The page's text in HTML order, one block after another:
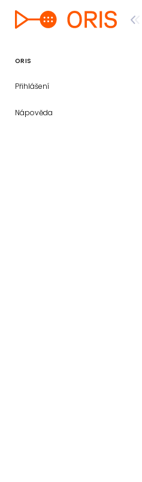
ORIS
Přihlášení
Nápověda